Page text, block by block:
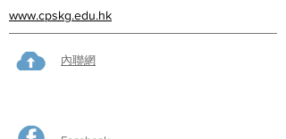
www.cpskg.edu.hk
內聯網